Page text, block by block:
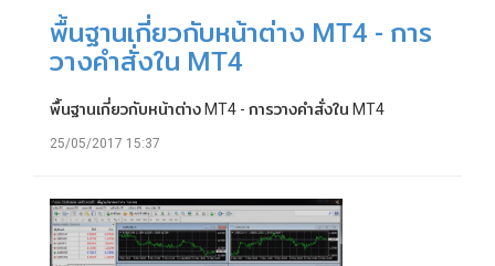
พื้นฐานเกี่ยวกับหน้าต่าง MT4 - การ
วางคำสั่งใน MT4
พื้นฐานเกี่ยวกับหน้าต่าง MT4 - การวางคำสั่งใน MT4
25/05/2017 15:37